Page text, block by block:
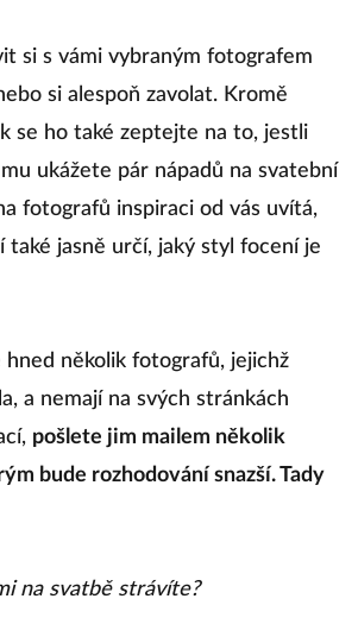
si s vámi vybraným fotografem
si alespoň zavolat. Kromě
se ho také zeptejte na to, jestli
ukážete pár nápadů na svatební
fotografů inspiraci od vás uvítá,
také jasně určí, jaký styl focení je
hned několik fotografů, jejichž
a nemají na svých stránkách
pošlete jim mailem několik
bude rozhodování snazší. Tady
na svatbě strávíte?